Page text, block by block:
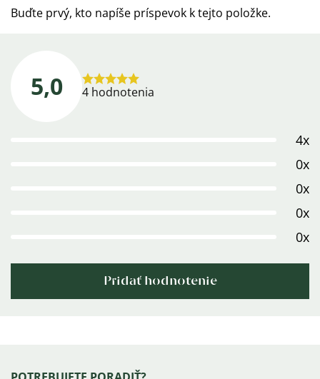
Buďte prvý, kto napíše príspevok k tejto položke.
5,0
Priemerné
4 hodnotenia
4x
0x
0x
0x
0x
Pridať hodnotenie